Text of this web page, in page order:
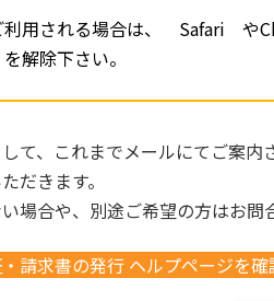
利用される場合は、 Safari
解除下さい。
て、これまでメールにてご案
だきます。
場合や、別途ご希望の方はお問
請求書の発行 ヘルプページを確